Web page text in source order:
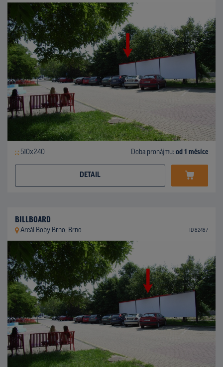
510x240 Doba pronájmu: od 1 měsíce
DETAIL
BILLBOARD
Areál Boby Brno, Brno ID 82487